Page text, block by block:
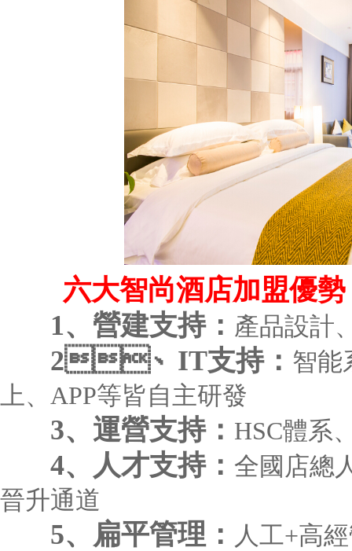
六大智尚酒店加盟優
1、營建支持： 產品設計
2、IT支持： 智能
上、APP等皆自主研發
3、運營支持： HSC體系
4、人才支持： 全國店總
晉升通道
5、扁平管理： 人工+高